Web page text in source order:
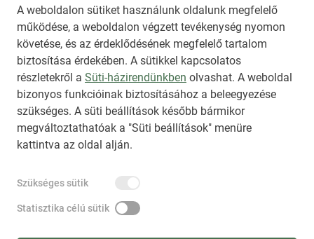
A weboldalon sütiket használunk oldalunk megfelelő
működése, a weboldalon végzett tevékenység nyomon
követése, és az érdeklődésének megfelelő tartalom
biztosítása érdekében. A sütikkel kapcsolatos
részletekről a Süti-házirendünkben olvashat. A weboldal
bizonyos funkcióinak biztosításához a beleegyezése
szükséges. A süti beállítások később bármikor
megváltoztathatóak a "Süti beállítások" menüre
kattintva az oldal alján.
Szükséges sütik
Statisztika célú sütik
Az NKT szolgáltatással kapcsolatban további
információt az nkt@dunamsz.hu elektronikus
levelező címen kaphat.
HIRADO.HU MEDIAKLIKK.HU
M4SPORT.HU NEMZETISPORT.HU
NEMZETI KÖZLEMÉNYTÁR MEGRENDELÉS
AKADÁLYMENTESÍTÉSI NYILATKOZAT